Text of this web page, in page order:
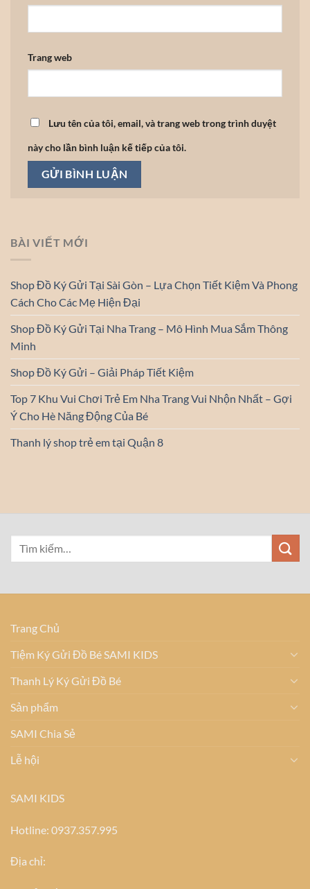
BÀI VIẾT MỚI
Shop Đồ Ký Gửi Tại Sài Gòn – Lựa Chọn Tiết Kiệm Và Phong
Cách Cho Các Mẹ Hiện Đại
Shop Đồ Ký Gửi Tại Nha Trang – Mô Hình Mua Sắm Thông
Minh
Shop Đồ Ký Gửi – Giải Pháp Tiết Kiệm
Top 7 Khu Vui Chơi Trẻ Em Nha Trang Vui Nhộn Nhất – Gợi
Ý Cho Hè Năng Động Của Bé
Thanh lý shop trẻ em tại Quận 8
Trang web
Lưu tên của tôi, email, và trang web trong trình duyệt
này cho lần bình luận kế tiếp của tôi.
Trang Chủ
Tiệm Ký Gửi Đồ Bé SAMI KIDS
Thanh Lý Ký Gửi Đồ Bé
Sản phẩm
SAMI Chia Sẻ
Lễ hội
SAMI KIDS
Hotline: 0937.357.995
Địa chỉ: